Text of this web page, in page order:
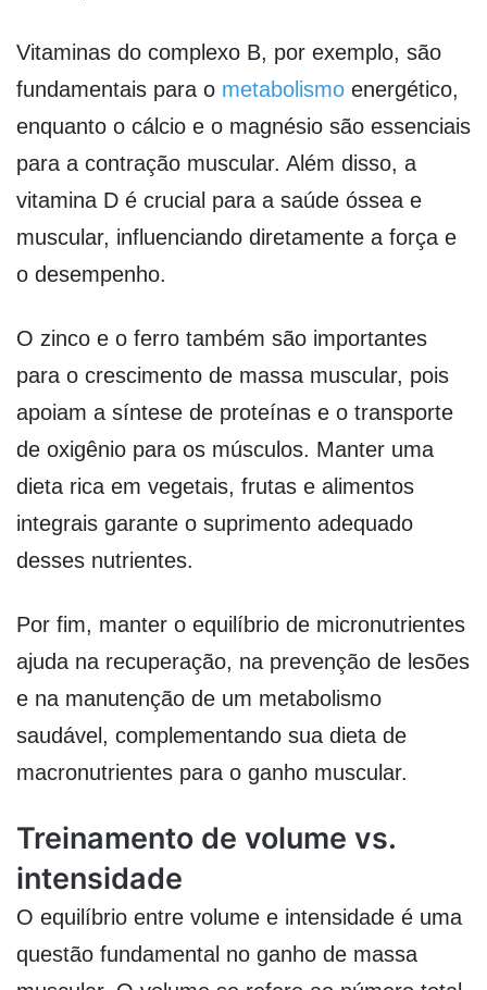
Vitaminas do complexo B, por exemplo, são
fundamentais para o metabolismo energético,
enquanto o cálcio e o magnésio são essenciais
para a contração muscular. Além disso, a
vitamina D é crucial para a saúde óssea e
muscular, influenciando diretamente a força e
o desempenho.
O zinco e o ferro também são importantes
para o crescimento de massa muscular, pois
apoiam a síntese de proteínas e o transporte
de oxigênio para os músculos. Manter uma
dieta rica em vegetais, frutas e alimentos
integrais garante o suprimento adequado
desses nutrientes.
Por fim, manter o equilíbrio de micronutrientes
ajuda na recuperação, na prevenção de lesões
e na manutenção de um metabolismo
saudável, complementando sua dieta de
macronutrientes para o ganho muscular.
Treinamento de volume vs.
intensidade
O equilíbrio entre volume e intensidade é uma
questão fundamental no ganho de massa